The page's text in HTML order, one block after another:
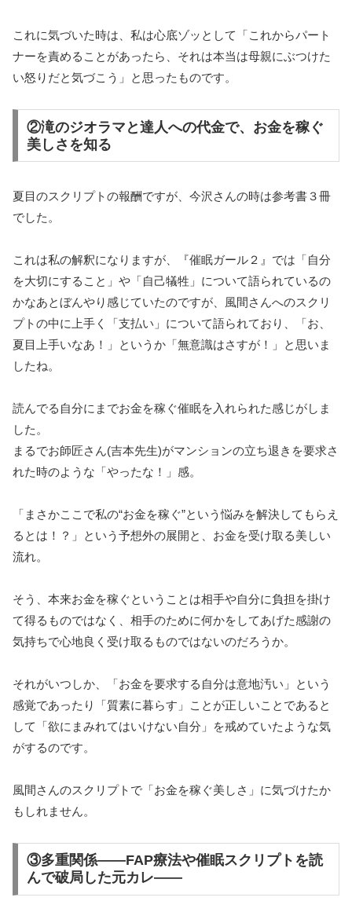
これに気づいた時は、私は心底ゾッとして「これからパート
ナーを責めることがあったら、それは本当は母親にぶつけた
い怒りだと気づこう」と思ったものです。
②滝のジオラマと達人への代金で、お金を稼ぐ
美しさを知る
夏目のスクリプトの報酬ですが、今沢さんの時は参考書３冊
でした。
これは私の解釈になりますが、『催眠ガール２』では「自分
を大切にすること」や「自己犠牲」について語られているの
かなあとぼんやり感じていたのですが、風間さんへのスクリ
プトの中に上手く「支払い」について語られており、「お、
夏目上手いなあ！」というか「無意識はさすが！」と思いま
したね。
読んでる自分にまでお金を稼ぐ催眠を入れられた感じがしま
した。
まるでお師匠さん(吉本先生)がマンションの立ち退きを要求さ
れた時のような「やったな！」感。
「まさかここで私の“お金を稼ぐ”という悩みを解決してもらえ
るとは！？」という予想外の展開と、お金を受け取る美しい
流れ。
そう、本来お金を稼ぐということは相手や自分に負担を掛け
て得るものではなく、相手のために何かをしてあげた感謝の
気持ちで心地良く受け取るものではないのだろうか。
それがいつしか、「お金を要求する自分は意地汚い」という
感覚であったり「質素に暮らす」ことが正しいことであると
して「欲にまみれてはいけない自分」を戒めていたような気
がするのです。
風間さんのスクリプトで「お金を稼ぐ美しさ」に気づけたか
もしれません。
③多重関係――FAP療法や催眠スクリプトを読
んで破局した元カレ――